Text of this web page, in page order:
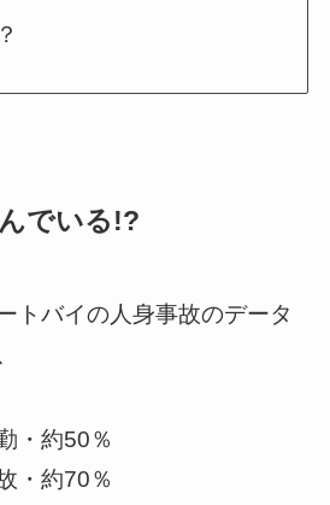
でいる!?
トバイの人身事故のデータ
・約50％
・約70％